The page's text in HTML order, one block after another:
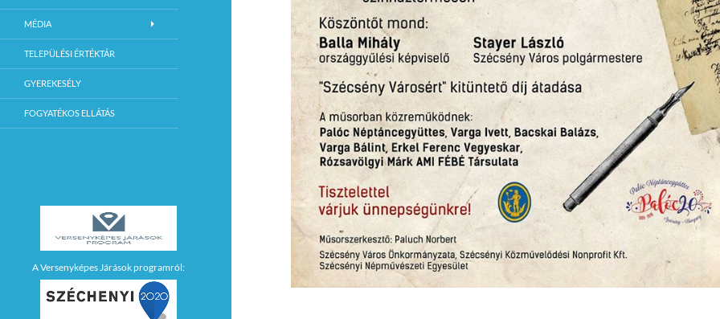
MÉDIA
TELEPÜLÉSI ÉRTÉKTÁR
GYEREKESÉLY
FOGYATÉKOS ELLÁTÁS
A Versenyképes Járások programról: